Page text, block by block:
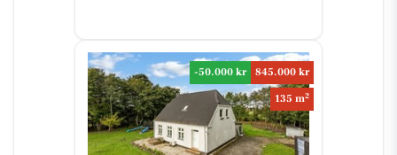
-50.000 kr
845.000 kr
135 m2